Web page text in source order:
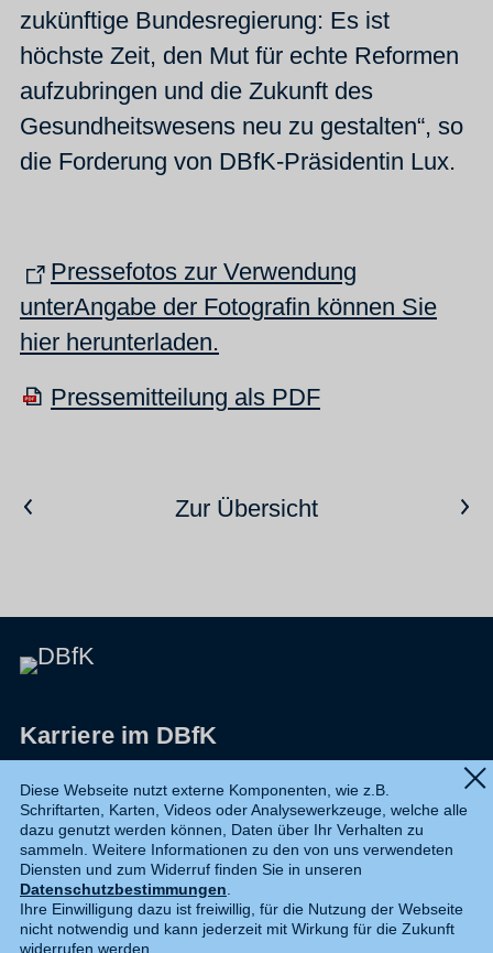
zukünftige Bundesregierung: Es ist
höchste Zeit, den Mut für echte Reformen
aufzubringen und die Zukunft des
Gesundheitswesens neu zu gestalten“, so
die Forderung von DBfK-Präsidentin Lux.
Pressefotos zur Verwendung
unterAngabe der Fotografin können Sie
hier herunterladen.
Pressemitteilung als PDF
Vorheriger ArtikelZur ÜbersichtNächster Artikel
Karriere im DBfK
Datenschutz
Shop
Widerruf
Kontakt
Diese Webseite nutzt externe Komponenten, wie z.B.
Schriftarten, Karten, Videos oder Analysewerkzeuge, welche alle
dazu genutzt werden können, Daten über Ihr Verhalten zu
sammeln. Weitere Informationen zu den von uns verwendeten
Diensten und zum Widerruf finden Sie in unseren
Datenschutzbestimmungen.
Ihre Einwilligung dazu ist freiwillig, für die Nutzung der Webseite
nicht notwendig und kann jederzeit mit Wirkung für die Zukunft
widerrufen werden.